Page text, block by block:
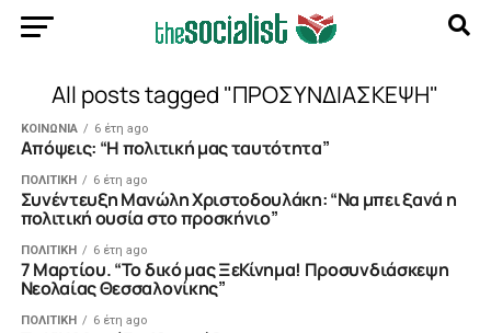
All posts tagged "ΠΡΟΣΥΝΔΙΑΣΚΕΨΗ"
ΚΟΙΝΩΝΙΑ 6 έτη ago
Απόψεις: “Η πολιτική μας ταυτότητα”
ΠΟΛΙΤΙΚΗ 6 έτη ago
Συνέντευξη Μανώλη Χριστοδουλάκη: “Να μπει ξανά η
πολιτική ουσία στο προσκήνιο”
ΠΟΛΙΤΙΚΗ 6 έτη ago
7 Μαρτίου. “Το δικό μας ΞεΚίνημα! Προσυνδιάσκεψη
Νεολαίας Θεσσαλονίκης”
ΠΟΛΙΤΙΚΗ 6 έτη ago